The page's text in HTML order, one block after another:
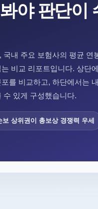
야 판단이
내 주요 보험사의 평균 연
비교 리포트입니다. 상단
를 비교하고, 하단에서는
수 있게 구성했습니다.
보 상위권이 총보상 경쟁력 우세